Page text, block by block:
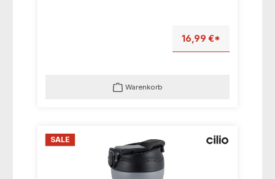
16,99 €*
Warenkorb
SALE